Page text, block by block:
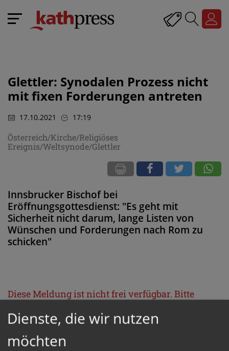
Glettler: Synodalen Prozess nicht
mit fixen Forderungen antreten
17.10.2021 17:19
Österreich/Kirche/Religiöses
Ereignis/Weltsynode/Glettler
Innsbrucker Bischof bei
Eröffnungsgottesdienst: "Es geht mit
Sicherheit nicht darum, lange Listen von
Wünschen und Forderungen nach Rom zu
schicken"
Diese Meldung ist nicht frei verfügbar. Bitte
ProduktKathpress_online.
Dienste, die wir nutzen
möchten